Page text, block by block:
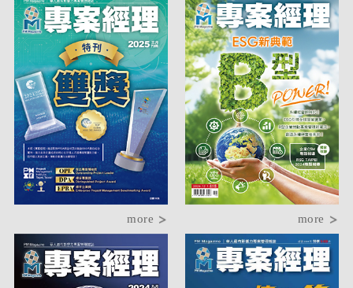
more more